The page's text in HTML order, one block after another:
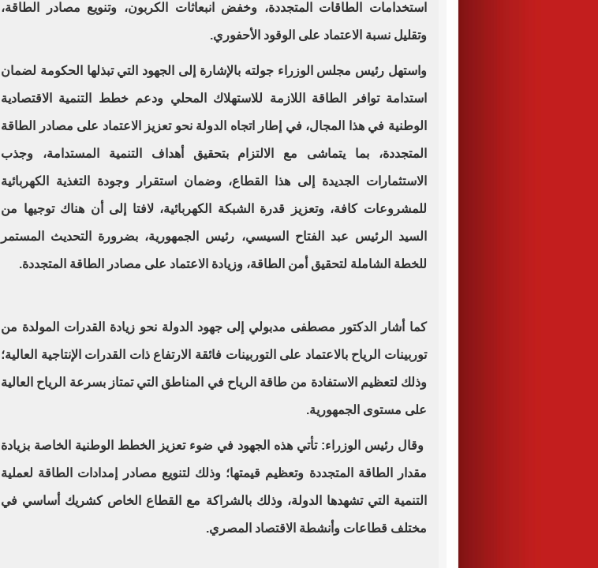
استخدامات الطاقات المتجددة، وخفض انبعاثات الكربون، وتنويع مصادر الطاقة،
وتقليل نسبة الاعتماد على الوقود الأحفوري.
واستهل رئيس مجلس الوزراء جولته بالإشارة إلى الجهود التي تبذلها الحكومة لضمان
استدامة توافر الطاقة اللازمة للاستهلاك المحلي ودعم خطط التنمية الاقتصادية
الوطنية في هذا المجال، في إطار اتجاه الدولة نحو تعزيز الاعتماد على مصادر الطاقة
المتجددة، بما يتماشى مع الالتزام بتحقيق أهداف التنمية المستدامة، وجذب
الاستثمارات الجديدة إلى هذا القطاع، وضمان استقرار وجودة التغذية الكهربائية
للمشروعات كافة، وتعزيز قدرة الشبكة الكهربائية، لافتا إلى أن هناك توجيها من
السيد الرئيس عبد الفتاح السيسي، رئيس الجمهورية، بضرورة التحديث المستمر
للخطة الشاملة لتحقيق أمن الطاقة، وزيادة الاعتماد على مصادر الطاقة المتجددة.
كما أشار الدكتور مصطفى مدبولي إلى جهود الدولة نحو زيادة القدرات المولدة من
توربينات الرياح بالاعتماد على التوربينات فائقة الارتفاع ذات القدرات الإنتاجية العالية؛
وذلك لتعظيم الاستفادة من طاقة الرياح في المناطق التي تمتاز بسرعة الرياح العالية
على مستوى الجمهورية.
وقال رئيس الوزراء: تأتي هذه الجهود في ضوء تعزيز الخطط الوطنية الخاصة بزيادة
مقدار الطاقة المتجددة وتعظيم قيمتها؛ وذلك لتنويع مصادر إمدادات الطاقة لعملية
التنمية التي تشهدها الدولة، وذلك بالشراكة مع القطاع الخاص كشريك أساسي في
مختلف قطاعات وأنشطة الاقتصاد المصري.